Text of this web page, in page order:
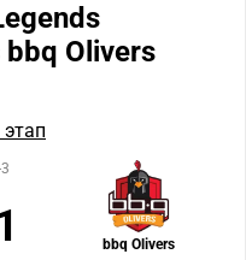
Olivers
bbq Olivers